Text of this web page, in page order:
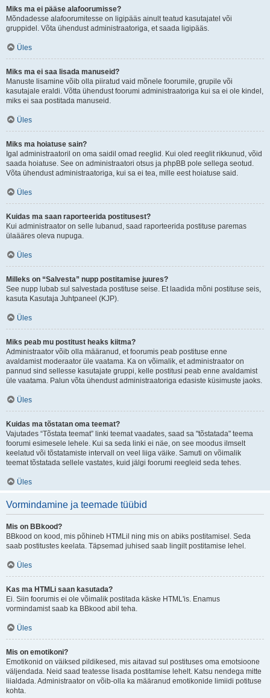
Miks ma ei pääse alafoorumisse?
Mõndadesse alafoorumitesse on ligipääs ainult teatud kasutajatel või
gruppidel. Võta ühendust administraatoriga, et saada ligipääs.
Üles
Miks ma ei saa lisada manuseid?
Manuste lisamine võib olla piiratud vaid mõnele foorumile, grupile või
kasutajale eraldi. Võtta ühendust foorumi administraatoriga kui sa ei ole kindel,
miks ei saa postitada manuseid.
Üles
Miks ma hoiatuse sain?
Igal administraatoril on oma saidil omad reeglid. Kui oled reeglit rikkunud, võid
saada hoiatuse. See on administraatori otsus ja phpBB pole sellega seotud.
Võta ühendust administraatoriga, kui sa ei tea, mille eest hoiatuse said.
Üles
Kuidas ma saan raporteerida postitusest?
Kui administraator on selle lubanud, saad raporteerida postituse paremas
ülaääres oleva nupuga.
Üles
Milleks on “Salvesta” nupp postitamise juures?
See nupp lubab sul salvestada postituse seise. Et laadida mõni postituse seis,
kasuta Kasutaja Juhtpaneel (KJP).
Üles
Miks peab mu postitust heaks kiitma?
Administraator võib olla määranud, et foorumis peab postituse enne
avaldamist moderaator üle vaatama. Ka on võimalik, et administraator on
pannud sind sellesse kasutajate gruppi, kelle postitusi peab enne avaldamist
üle vaatama. Palun võta ühendust administraatoriga edasiste küsimuste jaoks.
Üles
Kuidas ma tõstatan oma teemat?
Vajutades “Tõstata teemat” linki teemat vaadates, saad sa "tõstatada" teema
foorumi esimesele lehele. Kui sa seda linki ei näe, on see moodus ilmselt
keelatud või tõstatamiste intervall on veel liiga väike. Samuti on võimalik
teemat tõstatada sellele vastates, kuid jälgi foorumi reegleid seda tehes.
Üles
Vormindamine ja teemade tüübid
Mis on BBkood?
BBkood on kood, mis põhineb HTMLil ning mis on abiks postitamisel. Seda
saab postitustes keelata. Täpsemad juhised saab lingilt postitamise lehel.
Üles
Kas ma HTMLi saan kasutada?
Ei. Siin foorumis ei ole võimalik postitada käske HTML'is. Enamus
vormindamist saab ka BBkood abil teha.
Üles
Mis on emotikoni?
Emotikonid on väiksed pildikesed, mis aitavad sul postituses oma emotsioone
väljendada. Neid saad teatesse lisada postitamise lehelt. Katsu nendega mitte
liialdada. Administraator on võib-olla ka määranud emotikonide limiidi potituse
kohta.